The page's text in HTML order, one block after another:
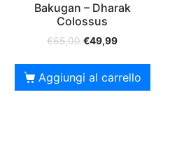
Bakugan – Dharak
Colossus
€65,00 €49,99
Aggiungi al carrello